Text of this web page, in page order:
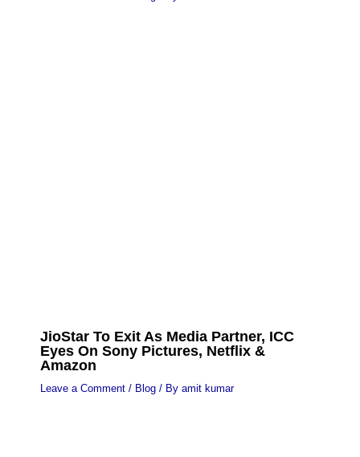
JioStar To Exit As Media Partner, ICC
Eyes On Sony Pictures, Netflix &
Amazon
Leave a Comment / Blog/ By amit kumar